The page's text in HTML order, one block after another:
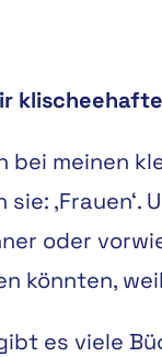
bei meinen
oder
könnten,
es viele